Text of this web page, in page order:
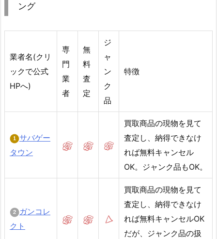
ング
業者名(クリ
ックで公式
HPへ)
専
門
業
者
無
料
査
定
ジ
ャ
ン
ク
品
特徴
サバゲー
タウン
買取商品の現物を見て
査定し、納得できなけ
れば無料キャンセル
OK。ジャンク品もOK。
ガンコレ
クト
買取商品の現物を見て
査定し、納得できなけ
れば無料キャンセルOK
だが、ジャンク品の扱